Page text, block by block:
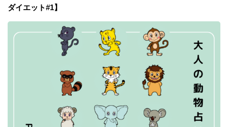
ダイエット#1】